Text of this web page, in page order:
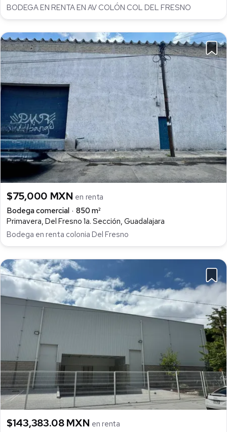
BODEGA EN RENTA EN AV COLÓN COL DEL FRESNO
$75,000 MXN en renta
Bodega comercial
850 m²
Primavera, Del Fresno 1a. Sección, Guadalajara
Bodega en renta colonia Del Fresno
$143,383.08 MXN en renta